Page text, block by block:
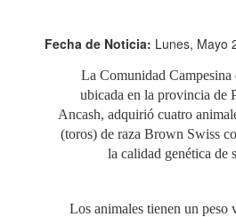
Fecha de Noticia: Lunes, Mayo
La Comunidad Campesina
ubicada en la provincia de
Ancash, adquirió cuatro
(toros) de raza Brown Swiss
la calidad genética de
Los animales tienen un peso